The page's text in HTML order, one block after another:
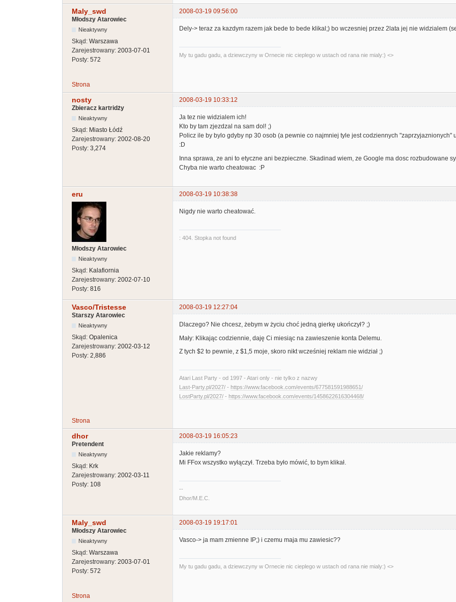
Maly_swd
2008-03-19 09:56:00
Młodszy Atarowiec
Nieaktywny
Skąd: Warszawa
Zarejestrowany: 2003-07-01
Posty: 572
Dely-> teraz za kazdym razem jak bede to bede klikal;) bo wczesniej przez 2lata jej nie widzialem
My tu gadu gadu, a dziewczyny w Ornecie nic cieplego w ustach od rana nie mialy:) <>
Strona
nosty
2008-03-19 10:33:12
Zbieracz kartridży
Nieaktywny
Skąd: Miasto Łódź
Zarejestrowany: 2002-08-20
Posty: 3,274
Ja tez nie widzialem ich!
Kto by tam zjezdzal na sam dol! ;)
Policz ile by bylo gdyby np 30 osob (a pewnie co najmniej tyle jest codziennych
:D
Inna sprawa, ze ani to etyczne ani bezpieczne. Skadinad wiem, ze Google ma dosc rozbudowane
Chyba nie warto cheatowac :P
eru 2008-03-19 10:38:38
Młodszy Atarowiec
Nieaktywny
Skąd: Kalafiornia
Zarejestrowany: 2002-07-10
Posty: 816
Nigdy nie warto cheatować.
: 404. Stopka not found
Vasco/Tristesse
2008-03-19 12:27:04
Starszy Atarowiec
Nieaktywny
Skąd: Opalenica
Zarejestrowany: 2002-03-12
Posty: 2,886
Dlaczego? Nie chcesz, żebym w życiu choć jedną gierkę ukończył? ;)
Mały: Klikając codziennie, daję Ci miesiąc na zawieszenie konta Delemu.
Z tych $2 to pewnie, z $1,5 moje, skoro nikt wcześniej reklam nie widział ;)
Atari Last Party - od 1997 - Atari only - nie tylko z nazwy
Last-Party.pl/2027/ - https://www.facebook.com/events/677581591988651/
LostParty.pl/2027/ - https://www.facebook.com/events/1458622616304468/
Strona
dhor
2008-03-19 16:05:23
Pretendent
Nieaktywny
Skąd: Krk
Zarejestrowany: 2002-03-11
Posty: 108
Jakie reklamy?
Mi FFox wszystko wyłączył. Trzeba było mówić, to bym klikał.
--
Dhor/M.E.C.
Maly_swd
2008-03-19 19:17:01
Młodszy Atarowiec
Nieaktywny
Skąd: Warszawa
Zarejestrowany: 2003-07-01
Posty: 572
Vasco-> ja mam zmienne IP;) i czemu maja mu zawiesic??
My tu gadu gadu, a dziewczyny w Ornecie nic cieplego w ustach od rana nie mialy:) <>
Strona